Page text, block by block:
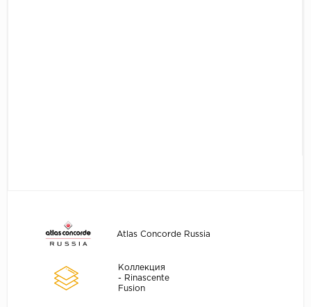
Atlas Concorde Russia
Коллекция
- Rinascente
Fusion